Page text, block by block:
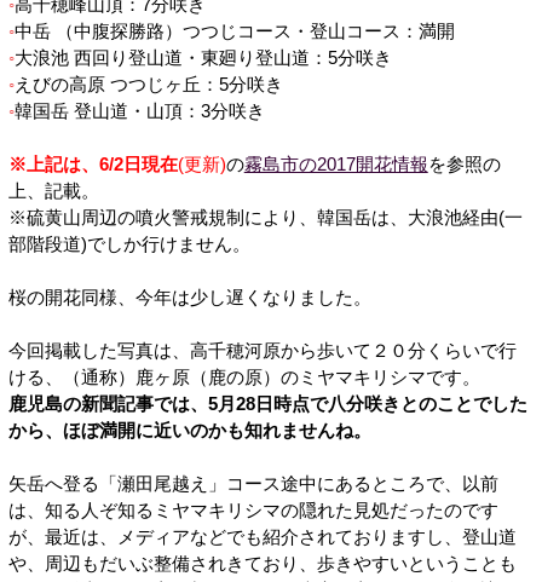
高千穂峰山頂：7分咲き
中岳 （中腹探勝路）つつじコース・登山コース：満開
大浪池 西回り登山道・東廻り登山道：5分咲き
えびの高原 つつじヶ丘：5分咲き
韓国岳 登山道・山頂：3分咲き
※上記は、6/2日現在(更新)の霧島市の2017開花情報を参照の
上、記載。
※硫黄山周辺の噴火警戒規制により、韓国岳は、大浪池経由(一
部階段道)でしか行けません。
桜の開花同様、今年は少し遅くなりました。
今回掲載した写真は、高千穂河原から歩いて２０分くらいで行
ける、（通称）鹿ヶ原（鹿の原）のミヤマキリシマです。
鹿児島の新聞記事では、5月28日時点で八分咲きとのことでした
から、ほぼ満開に近いのかも知れませんね。
矢岳へ登る「瀬田尾越え」コース途中にあるところで、以前
は、知る人ぞ知るミヤマキリシマの隠れた見処だったのです
が、最近は、メディアなどでも紹介されておりますし、登山道
や、周辺もだいぶ整備されきており、歩きやすいということも